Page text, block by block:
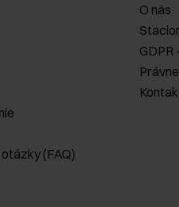
(FAQ)
O nás
GDPR